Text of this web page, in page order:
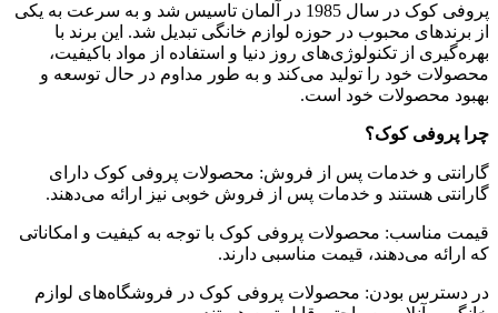
پروفی کوک در سال 1985 در آلمان تاسیس شد و به سرعت به یکی
از برندهای محبوب در حوزه لوازم خانگی تبدیل شد. این برند با
بهره‌گیری از تکنولوژی‌های روز دنیا و استفاده از مواد باکیفیت،
محصولات خود را تولید می‌کند و به طور مداوم در حال توسعه و
بهبود محصولات خود است.
چرا پروفی کوک؟
گارانتی و خدمات پس از فروش: محصولات پروفی کوک دارای
گارانتی هستند و خدمات پس از فروش خوبی نیز ارائه می‌دهند.
قیمت مناسب: محصولات پروفی کوک با توجه به کیفیت و امکاناتی
که ارائه می‌دهند، قیمت مناسبی دارند.
در دسترس بودن: محصولات پروفی کوک در فروشگاه‌های لوازم